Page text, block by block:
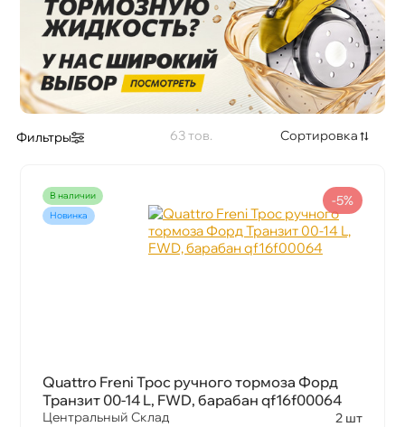
Фильтры 63 Сортировка
наличии
Новинка
Quattro Freni Трос ручного тормоза Форд
Транзит 00-14 L, FWD, барабан qf16f00064
Центральный Склад
2 шт
-5%